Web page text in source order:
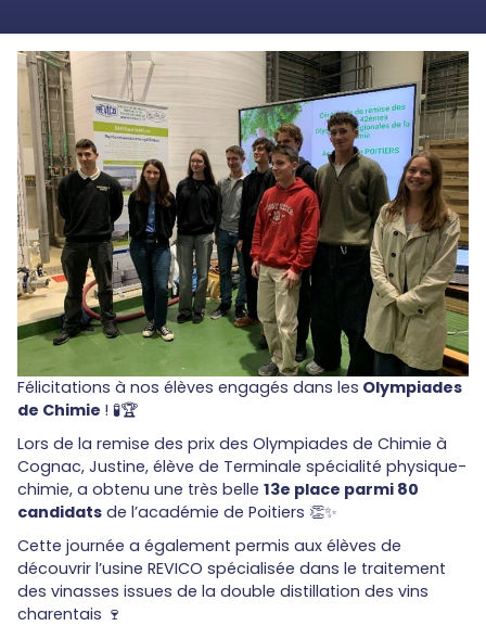
Félicitations à nos élèves engagés dans les Olympiades
de Chimie ! 🧪🏆
Lors de la remise des prix des Olympiades de Chimie à
Cognac, Justine, élève de Terminale spécialité physique-
chimie, a obtenu une très belle 13e place parmi 80
candidats de l’académie de Poitiers 👏✨
Cette journée a également permis aux élèves de
découvrir l’usine REVICO spécialisée dans le traitement
des vinasses issues de la double distillation des vins
charentais 🍷